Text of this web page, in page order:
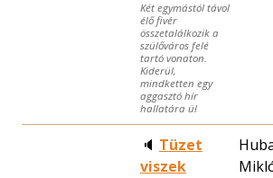
Két egymástól távol
élő fivér
összetalálkozik a
szülőváros felé
tartó vonaton.
Kiderül,
mindketten egy
aggasztó hír
hallatára ül
🔈 Tüzet
viszek